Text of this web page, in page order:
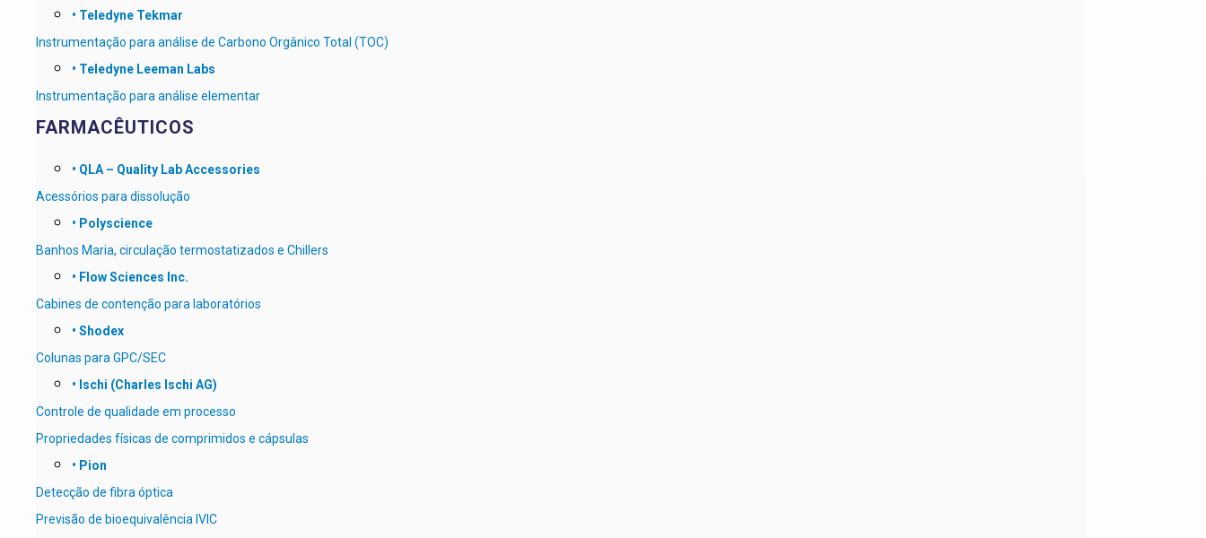
• Teledyne Tekmar
Instrumentação para análise de Carbono Orgânico Total (TOC)
• Teledyne Leeman Labs
Instrumentação para análise elementar
FARMACÊUTICOS
• QLA – Quality Lab Accessories
Acessórios para dissolução
• Polyscience
Banhos Maria, circulação termostatizados e Chillers
• Flow Sciences Inc.
Cabines de contenção para laboratórios
• Shodex
Colunas para GPC/SEC
• Ischi (Charles Ischi AG)
Controle de qualidade em processo
Propriedades físicas de comprimidos e cápsulas
• Pion
Detecção de fibra óptica
Previsão de bioequivalência IVIC